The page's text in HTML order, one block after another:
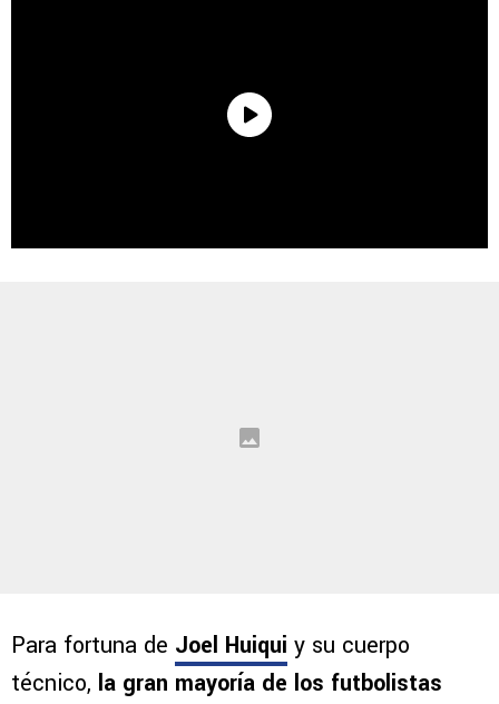
Para fortuna de Joel Huiqui y su cuerpo
técnico, la gran mayoría de los futbolistas